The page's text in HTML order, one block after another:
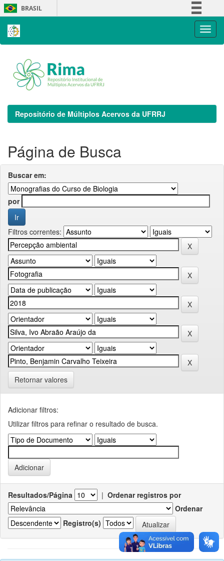
Skip
navigation
BRASIL
Repositório de Múltiplos Acervos da UFRRJ
Página de Busca
Buscar em:
por
Filtros correntes:
Retornar valores
Adicionar filtros:
Utilizar filtros para refinar o resultado de busca.
Resultados/Página | Ordenar registros por
Ordenar
Registro(s)